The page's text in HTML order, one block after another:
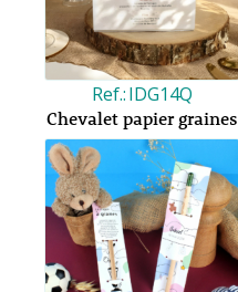
IDG14Q
Chevalet papier graines